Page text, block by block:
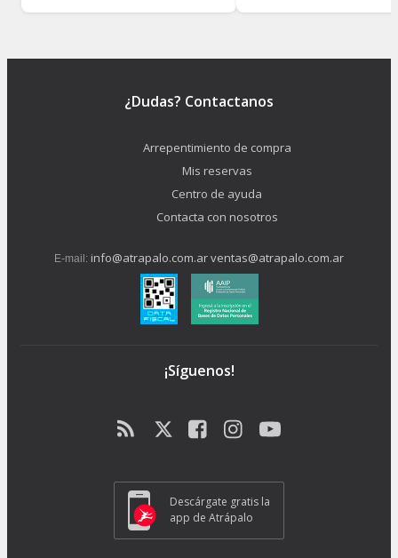
¿Dudas? Contactanos
Arrepentimiento de compra
Mis reservas
Centro de ayuda
Contacta con nosotros
E-mail: info@atrapalo.com.arventas@atrapalo.com.ar
¡Síguenos!
Descárgate gratis la
app de Atrápalo